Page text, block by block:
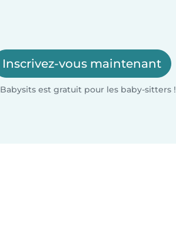
Inscrivez-vous maintenant
Babysits est gratuit pour les baby-sitters !